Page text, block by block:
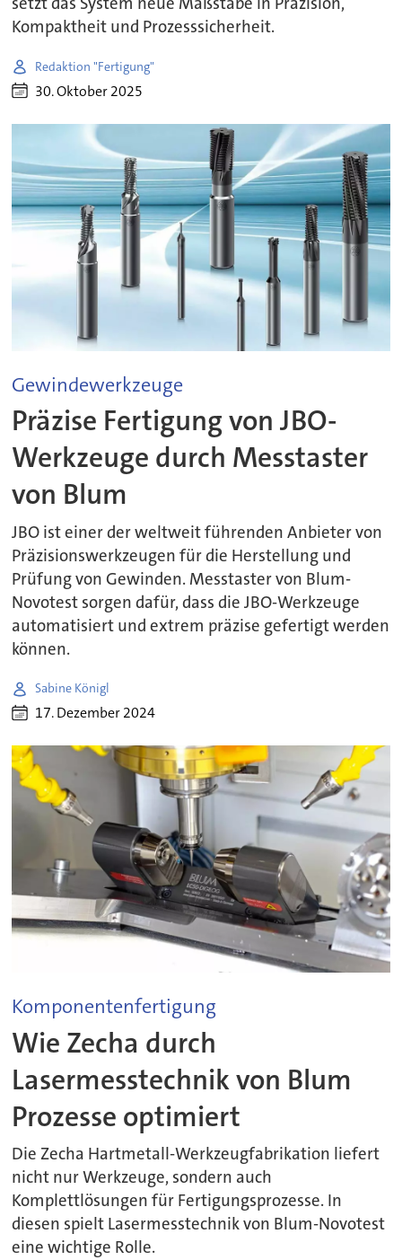
Kompaktheit und Prozesssicherheit.
Redaktion "Fertigung"
30. Oktober 2025
Gewindewerkzeuge
Präzise Fertigung von JBO-
Werkzeuge durch Messtaster
von Blum
JBO ist einer der weltweit führenden Anbieter von
Präzisionswerkzeugen für die Herstellung und
Prüfung von Gewinden. Messtaster von Blum-
Novotest sorgen dafür, dass die JBO-Werkzeuge
automatisiert und extrem präzise gefertigt werden
können.
Sabine Königl
17. Dezember 2024
Komponentenfertigung
Wie Zecha durch
Lasermesstechnik von Blum
Prozesse optimiert
Die Zecha Hartmetall-Werkzeugfabrikation liefert
nicht nur Werkzeuge, sondern auch
Komplettlösungen für Fertigungsprozesse. In
diesen spielt Lasermesstechnik von Blum-Novotest
eine wichtige Rolle.